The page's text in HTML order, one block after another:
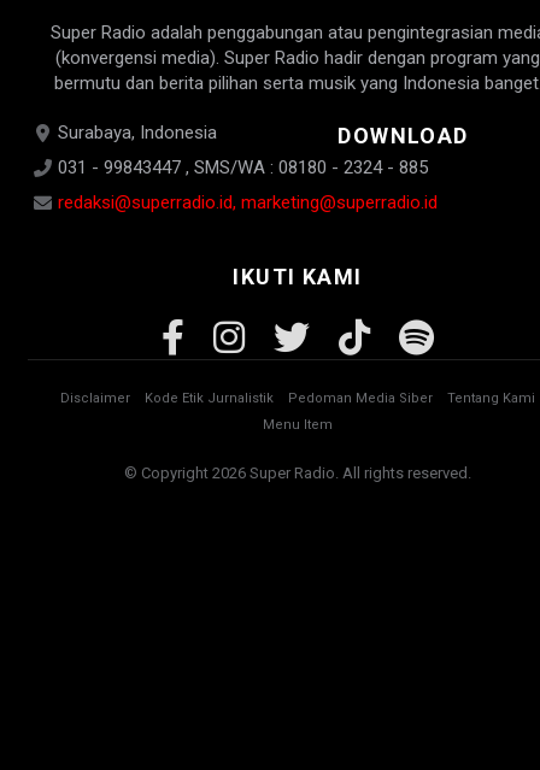
Super Radio adalah penggabungan atau pengintegrasian
(konvergensi media). Super Radio hadir dengan program yang
bermutu dan berita pilihan serta musik yang Indonesia
Surabaya, Indonesia
031 - 99843447 , SMS/WA : 08180 - 2324 - 885
redaksi@superradio.id, marketing@superradio.id
DOWNLOAD
IKUTI KAMI
Disclaimer Kode Etik Jurnalistik Pedoman Media Siber
Tentang Kami
Menu Item
© Copyright 2026 Super Radio. All rights reserved.